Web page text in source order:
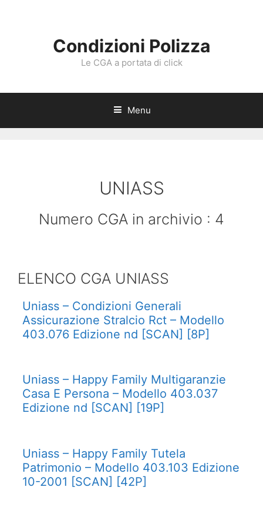
Condizioni Polizza
Le CGA a portata di click
Menu
UNIASS
Numero CGA in archivio : 4
ELENCO CGA UNIASS
Uniass – Condizioni Generali
Assicurazione Stralcio Rct – Modello
403.076 Edizione nd [SCAN] [8P]
Uniass – Happy Family Multigaranzie
Casa E Persona – Modello 403.037
Edizione nd [SCAN] [19P]
Uniass – Happy Family Tutela
Patrimonio – Modello 403.103 Edizione
10-2001 [SCAN] [42P]